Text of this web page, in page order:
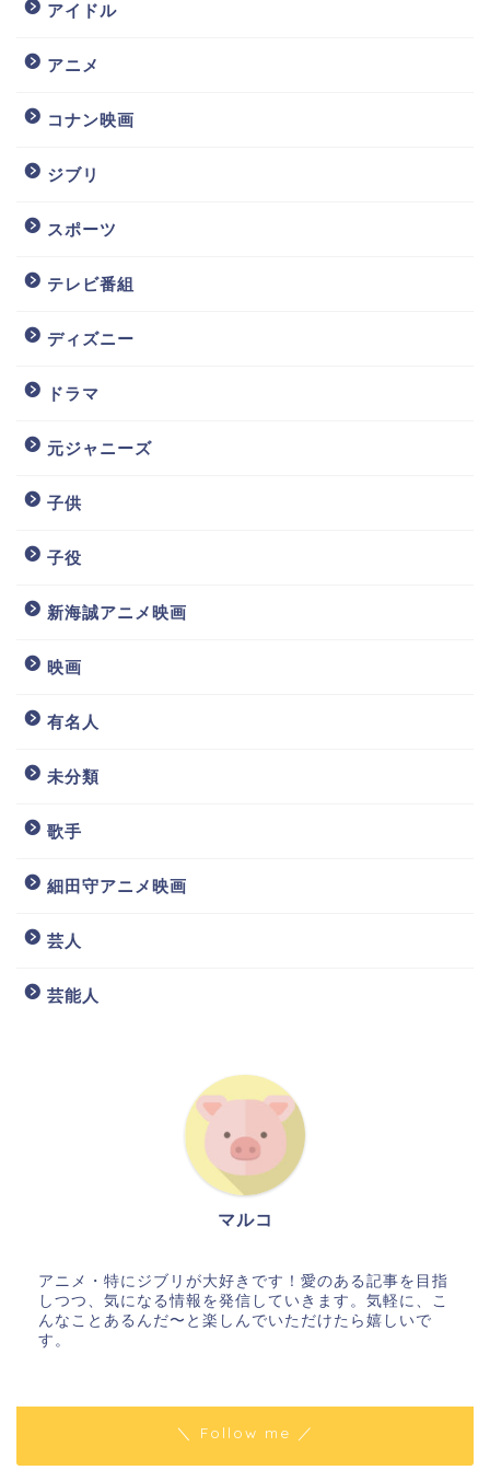
アイドル
アニメ
コナン映画
ジブリ
スポーツ
テレビ番組
ディズニー
ドラマ
元ジャニーズ
子供
子役
新海誠アニメ映画
映画
有名人
未分類
歌手
細田守アニメ映画
芸人
芸能人
マルコ
アニメ・特にジブリが大好きです！愛のある記事を目指
しつつ、気になる情報を発信していきます。気軽に、こ
んなことあるんだ〜と楽しんでいただけたら嬉しいで
す。
＼ Follow me ／